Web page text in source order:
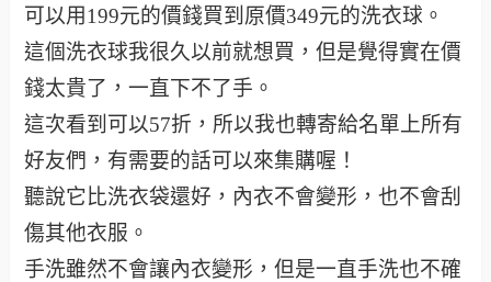
可以用199元的價錢買到原價349元的洗衣球。
這個洗衣球我很久以前就想買，但是覺得實在價
錢太貴了，一直下不了手。
這次看到可以57折，所以我也轉寄給名單上所有
好友們，有需要的話可以來集購喔！
聽說它比洗衣袋還好，內衣不會變形，也不會刮
傷其他衣服。
手洗雖然不會讓內衣變形，但是一直手洗也不確